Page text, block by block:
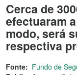
Cerca de
efectuaram
modo, será
respectiva
Fonte: Fundo de